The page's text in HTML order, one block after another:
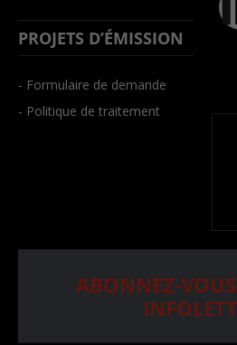
PROJETS D’ÉMISSION
- Formulaire de demande
- Politique de traitement
ABONNEZ-